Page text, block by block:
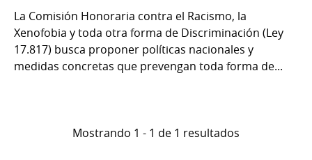
La Comisión Honoraria contra el Racismo, la
Xenofobia y toda otra forma de Discriminación (Ley
17.817) busca proponer políticas nacionales y
medidas concretas que prevengan toda forma de...
Mostrando 1 - 1 de 1 resultados